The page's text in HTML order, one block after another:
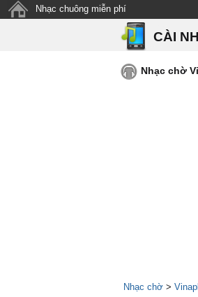
Nhạc chuông miễn phí
CÀI
Nhạc chờ
Nhạc chờ >